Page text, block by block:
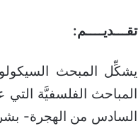
تقـــديــــم:
يشكِّل المبحث
المباحث الفلسفيَّة
السادس من الهجرة-